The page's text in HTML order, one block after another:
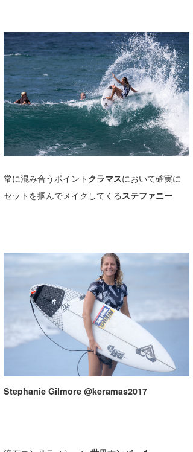
常に混み合うポイント クラマスにおいて確実に
セットを掴んでメイクしてくるステファニー
Stephanie Gilmore @keramas2017